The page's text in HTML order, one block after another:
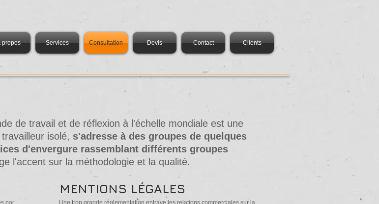
propos Services Consultation Devis Contact Clients
de travail et de réflexion à l'échelle mondiale est une
isolé, s'adresse à des groupes de quelques
d'envergure rassemblant différents groupes
l'accent sur la méthodologie et la qualité.
par
MENTIONS LÉGALES
Une trop grande réglementation entrave les relations commerciales sur la